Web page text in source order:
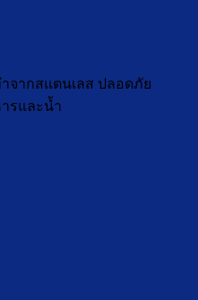
จากสแตนเลส ปลอดภัย
ารและน้ำ